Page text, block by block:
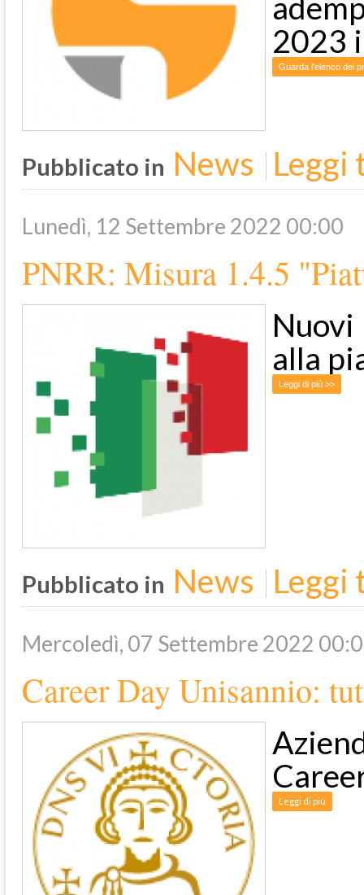
2023
Guarda l'elenco dei
Pubblicato in News Leggi
Lunedì, 12 Settembre 2022 00:00
PNRR: Misura 1.4.5
alla
Leggi di più >>
Pubblicato in News Leggi
Mercoledì, 07 Settembre 2022
Career Day Unisannio:
Leggi di più